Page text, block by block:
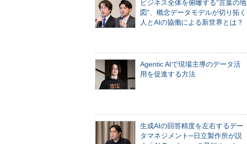
ビジネス全体を俯瞰する“言葉の地
図”、概念データモデルが切り拓く
人とAIの協働による新世界とは？
Agentic AIで現場主導のデータ活
用を促進する方法
生成AIの回答精度を左右するデー
タマネジメント─日立製作所が説